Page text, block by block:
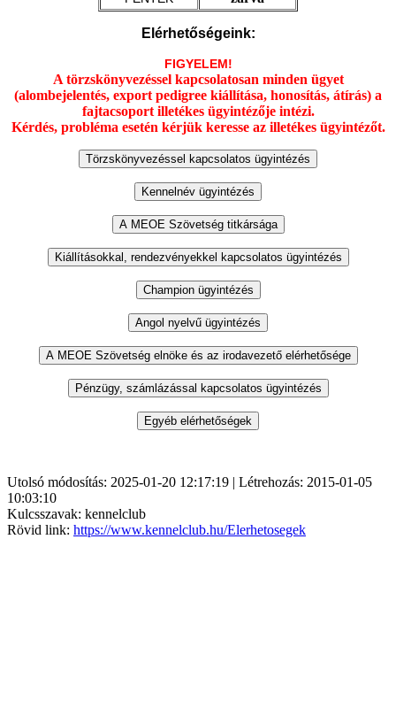
Elérhetőségeink:
FIGYELEM!
A törzskönyvezéssel kapcsolatosan minden ügyet
(alombejelentés, export pedigree kiállítása, honosítás, átírás) a
fajtacsoport illetékes ügyintézője intézi.
Kérdés, probléma esetén kérjük keresse az illetékes ügyintézőt.
Utolsó módosítás: 2025-01-20 12:17:19 | Létrehozás: 2015-01-05
10:03:10
Kulcsszavak: kennelclub
Rövid link: https://www.kennelclub.hu/Elerhetosegek